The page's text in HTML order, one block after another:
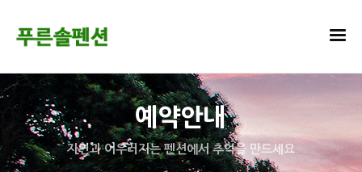
예약안내
자연과 어우러지는 펜션에서 추억을 만드세요